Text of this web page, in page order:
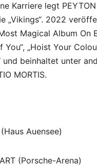
Karriere legt
„Vikings“. 2022
Magical Album
You“, „Hoist Your
und beinhaltet unter
MORTIS.
Auensee)
(Porsche-Arena)